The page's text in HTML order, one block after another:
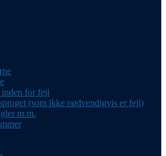
for fejl
(som ikke nødvendigvis er fejl)
m.m.